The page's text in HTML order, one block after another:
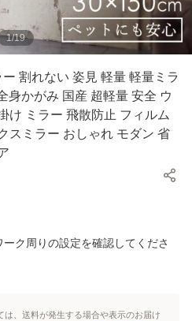
1/19
割れない 姿見 軽量 軽量ミラ
身かがみ 国産 超軽量 安全 ウ
け ミラー 飛散防止 フィルム
スミラー おしゃれ モダン 省
ク周りの設定を確認してくださ
、送料が発生する場合や表示のお届け